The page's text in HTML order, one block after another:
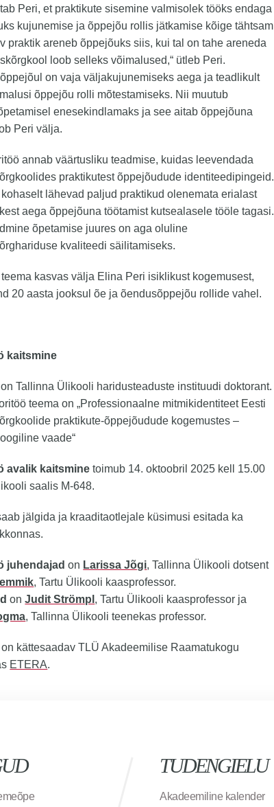
Peri, et praktikute sisemine valmisolek tööks endaga
kujunemise ja õppejõu rollis jätkamise kõige tähtsam
praktik areneb õppejõuks siis, kui tal on tahe areneda
loob selleks võimalused,“ ütleb Peri.
on vaja väljakujunemiseks aega ja teadlikult
õppejõu rolli mõtestamiseks. Nii muutub
enesekindlamaks ja see aitab õppejõuna
Peri välja.
annab väärtusliku teadmise, kuidas leevendada
praktikutest õppejõudude identiteedipingeid.
lähevad paljud praktikud olenemata erialast
aega õppejõuna töötamist kutsealasele tööle tagasi.
õpetamise juures on aga oluline
kvaliteedi säilitamiseks.
kasvas välja Elina Peri isiklikust kogemusest,
20 aasta jooksul õe ja õendusõppejõu rollide vahel.
kaitsmine
Tallinna Ülikooli haridusteaduste instituudi doktorant.
teema on „Professionaalne mitmikidentiteet Eesti
praktikute-õppejõudude kogemustes –
vaade“
avalik kaitsminetoimub 14. oktoobril 2025 kell 15.00
saalis M-648.
jälgida ja kraaditaotlejale küsimusi esitada ka
juhendajadon Larissa Jõgi, Tallinna Ülikooli dotsent
, Tartu Ülikooli kaasprofessor.
onJudit Strömpl , Tartu Ülikooli kaasprofessor ja
, Tallinna Ülikooli teenekas professor.
kättesaadav TLÜ Akadeemilise Raamatukogu
ETERA.
TUDENGIELU
Akadeemiline kalender